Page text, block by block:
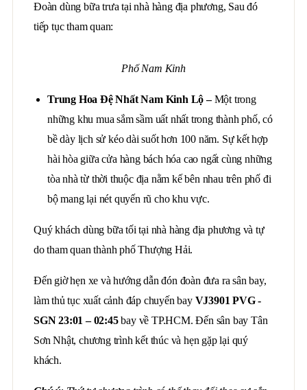
Đoàn dùng bữa trưa tại nhà hàng địa phương, Sau đó
tiếp tục tham quan:
Phố Nam Kinh
Trung Hoa Đệ Nhất Nam Kinh Lộ–Một trong
những khu mua sắm sầm uất nhất trong thành phố, có
bề dày lịch sử kéo dài suốt hơn 100 năm. Sự kết hợp
hài hòa giữa cửa hàng bách hóa cao ngất cùng những
tòa nhà từ thời thuộc địa nằm kế bên nhau trên phố đi
bộ mang lại nét quyến rũ cho khu vực.
Quý khách dùng bữa tối tại nhà hàng địa phương và tự
do tham quan thành phố Thượng Hải.
Đến giờ hẹn xe và hướng dẫn đón đoàn đưa ra sân bay,
làm thủ tục xuất cảnh đáp chuyến bay VJ3901 PVG-
SGN 23:01 –02:45bay về TP.HCM. Đến sân bay Tân
Sơn Nhật, chương trình kết thúc và hẹn gặp lại quý
khách.